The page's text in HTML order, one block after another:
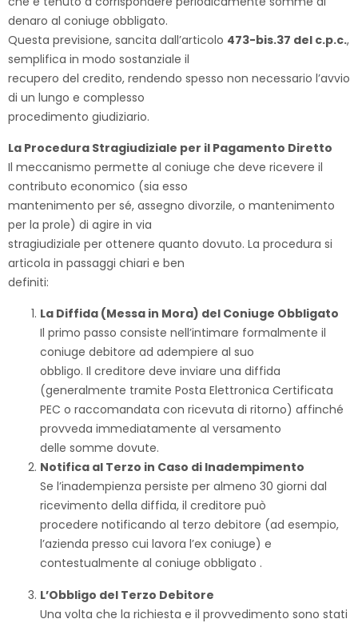
denaro al coniuge obbligato.
Questa previsione, sancita dall’articolo 473-bis.37 del c.p.c.,
semplifica in modo sostanziale il
recupero del credito, rendendo spesso non necessario l’avvio
di un lungo e complesso
procedimento giudiziario.
La Procedura Stragiudiziale per il Pagamento Diretto
Il meccanismo permette al coniuge che deve ricevere il
contributo economico (sia esso
mantenimento per sé, assegno divorzile, o mantenimento
per la prole) di agire in via
stragiudiziale per ottenere quanto dovuto. La procedura si
articola in passaggi chiari e ben
definiti:
La Diffida (Messa in Mora) del Coniuge Obbligato
Il primo passo consiste nell’intimare formalmente il
coniuge debitore ad adempiere al suo
obbligo. Il creditore deve inviare una diffida
(generalmente tramite Posta Elettronica Certificata
PEC o raccomandata con ricevuta di ritorno) affinché
provveda immediatamente al versamento
delle somme dovute.
Notifica al Terzo in Caso di Inadempimento
Se l’inadempienza persiste per almeno 30 giorni dal
ricevimento della diffida, il creditore può
procedere notificando al terzo debitore (ad esempio,
l’azienda presso cui lavora l’ex coniuge) e
contestualmente al coniuge obbligato .
L’Obbligo del Terzo Debitore
Una volta che la richiesta e il provvedimento sono stati